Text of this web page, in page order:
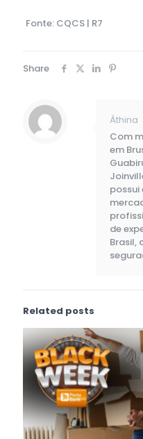
Fonte: CQCS | R7
Share
Áthina
Com
em
possui
de
Brasil,
Related posts